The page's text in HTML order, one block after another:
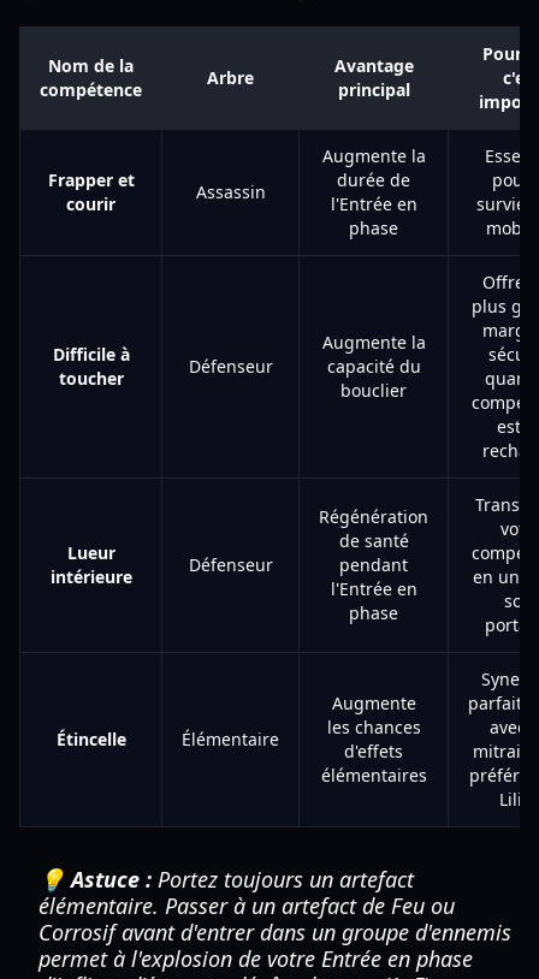
Nom de la
compétence
Arbre
Avantage
principal
c'est
Frapper et
courir
Assassin
Augmente la
durée de
l'Entrée en
phase
pour
survie
Difficile à
toucher
Défenseur
Augmente la
capacité du
bouclier
Offre
plus
marge
est
Lueur
intérieure
Défenseur
Régénération
de santé
pendant
l'Entrée en
phase
en un
soin
Étincelle Élémentaire
Augmente
les chances
d'effets
élémentaires
avec
💡 Astuce : Portez toujours un artefact
élémentaire. Passer à un artefact de Feu ou
Corrosif avant d'entrer dans un groupe d'ennemis
permet à l'explosion de votre Entrée en phase